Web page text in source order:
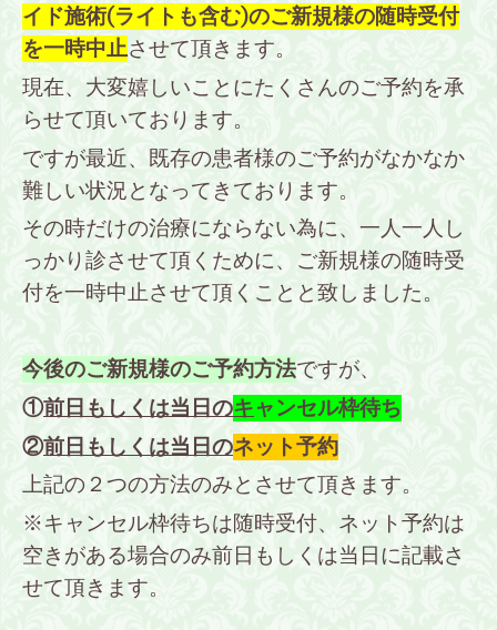
イド施術(ライトも含む)のご新規様の随時受付
を一時中止させて頂きます。
現在、大変嬉しいことにたくさんのご予約を承
らせて頂いております。
ですが最近、既存の患者様のご予約がなかなか
難しい状況となってきております。
その時だけの治療にならない為に、一人一人し
っかり診させて頂くために、ご新規様の随時受
付を一時中止させて頂くことと致しました。
今後のご新規様のご予約方法ですが、
①前日もしくは当日のキャンセル枠待ち
②前日もしくは当日のネット予約
上記の２つの方法のみとさせて頂きます。
※キャンセル枠待ちは随時受付、ネット予約は
空きがある場合のみ前日もしくは当日に記載さ
せて頂きます。